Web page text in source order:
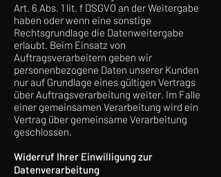
Art. 6 Abs. 1 lit. f DSGVO an der Weitergabe
haben oder wenn eine sonstige
Rechtsgrundlage die Datenweitergabe
erlaubt. Beim Einsatz von
Auftragsverarbeitern geben wir
personenbezogene Daten unserer Kunden
nur auf Grundlage eines gültigen Vertrags
über Auftragsverarbeitung weiter. Im Falle
einer gemeinsamen Verarbeitung wird ein
Vertrag über gemeinsame Verarbeitung
geschlossen.
Widerruf Ihrer Einwilligung zur
Datenverarbeitung